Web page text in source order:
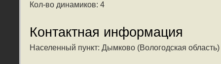
Кол-во динамиков: 4
Контактная информация
Населенный пункт: Дымково (Вологодская область)